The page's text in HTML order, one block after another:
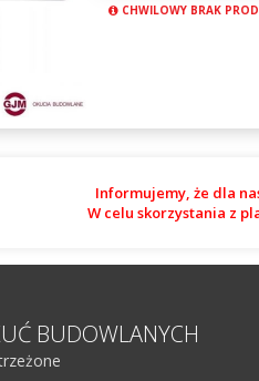
CHWILOWY BRAK
Informujemy, że dla
W celu skorzystania z
BUDOWLANYCH